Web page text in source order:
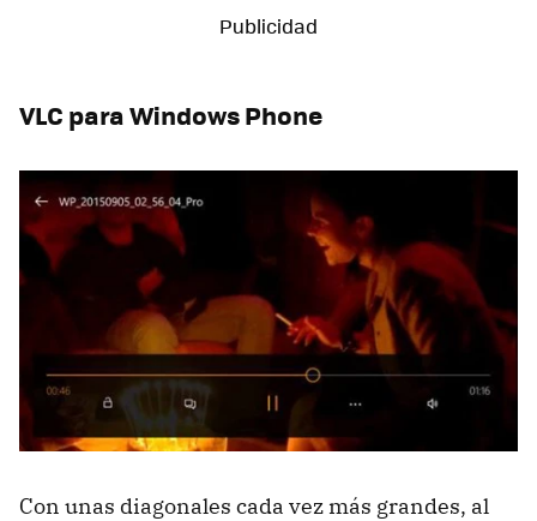
VLC para Windows Phone
Con unas diagonales cada vez más grandes, al